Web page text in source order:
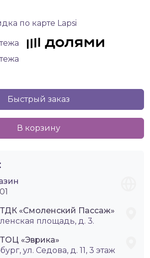
по карте Lapsi
Быстрый заказ
В корзину
«Смоленский Пассаж»
площадь, д. 3.
«Эврика»
ул. Седова, д. 11, 3 этаж